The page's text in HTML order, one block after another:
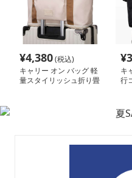
¥4,380(税込)
キャリー オン バッグ 軽
量スタイリッシュ折り畳
¥
キ
行